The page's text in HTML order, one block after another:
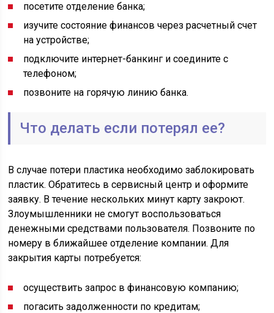
посетите отделение банка;
изучите состояние финансов через расчетный счет
на устройстве;
подключите интернет-банкинг и соедините с
телефоном;
позвоните на горячую линию банка.
Что делать если потерял ее?
В случае потери пластика необходимо заблокировать
пластик. Обратитесь в сервисный центр и оформите
заявку. В течение нескольких минут карту закроют.
Злоумышленники не смогут воспользоваться
денежными средствами пользователя. Позвоните по
номеру в ближайшее отделение компании. Для
закрытия карты потребуется:
осуществить запрос в финансовую компанию;
погасить задолженности по кредитам;